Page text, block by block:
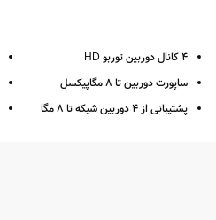
4 کانال دوربین توربو HD
ساپورت دوربین تا 8 مگاپیکسل
پشتیبانی از 4 دوربین شبکه تا 8 مگا